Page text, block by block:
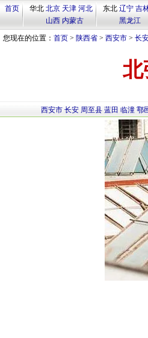
首页 华北 北京 天津 河北
山西 内蒙古
东北 辽宁 吉
黑龙江
您现在的位置： 首页 > 陕西省 > 西安市 > 长
北
西安市 长安 周至县 蓝田 临潼 鄠